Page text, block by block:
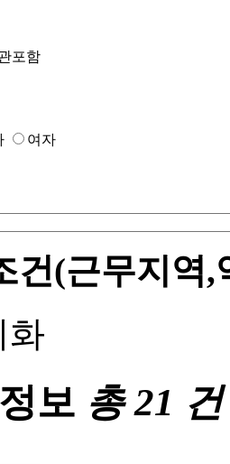
포함
여자
건(근무지역,
화
보 총21 건